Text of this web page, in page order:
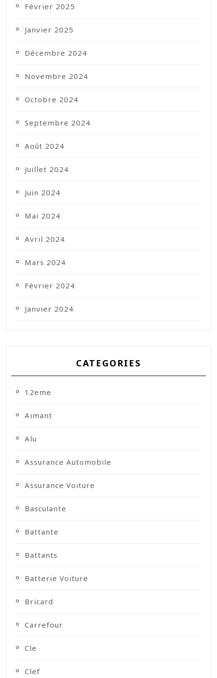
Février 2025
Janvier 2025
Décembre 2024
Novembre 2024
Octobre 2024
Septembre 2024
Août 2024
Juillet 2024
Juin 2024
Mai 2024
Avril 2024
Mars 2024
Février 2024
Janvier 2024
CATEGORIES
12eme
Aimant
Alu
Assurance Automobile
Assurance Voiture
Basculante
Battante
Battants
Batterie Voiture
Bricard
Carrefour
Cle
Clef